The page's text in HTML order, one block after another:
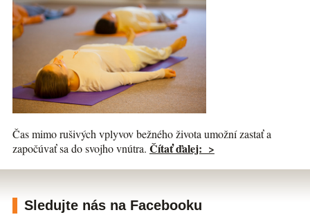
Čas mimo rušivých vplyvov bežného života umožní zastať a
započúvať sa do svojho vnútra. Čítať ďalej: >
Sledujte nás na Facebooku